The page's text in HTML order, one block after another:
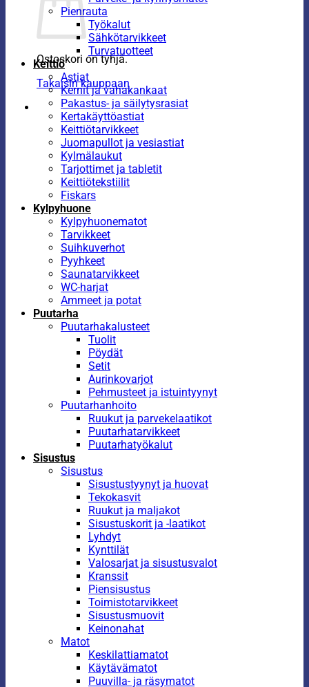
Ostoskori on tyhjä.
Takaisin kauppaan
Pienrauta
Työkalut
Sähkötarvikkeet
Turvatuotteet
Keittiö
Astiat
Kernit ja vahakankaat
Pakastus- ja säilytysrasiat
Kertakäyttöastiat
Keittiötarvikkeet
Juomapullot ja vesiastiat
Kylmälaukut
Tarjottimet ja tabletit
Keittiötekstiilit
Fiskars
Kylpyhuone
Kylpyhuonematot
Tarvikkeet
Suihkuverhot
Pyyhkeet
Saunatarvikkeet
WC-harjat
Ammeet ja potat
Puutarha
Puutarhakalusteet
Tuolit
Pöydät
Setit
Aurinkovarjot
Pehmusteet ja istuintyynyt
Puutarhanhoito
Ruukut ja parvekelaatikot
Puutarhatarvikkeet
Puutarhatyökalut
Sisustus
Sisustus
Sisustustyynyt ja huovat
Tekokasvit
Ruukut ja maljakot
Sisustuskorit ja -laatikot
Lyhdyt
Kynttilät
Valosarjat ja sisustusvalot
Kranssit
Piensisustus
Toimistotarvikkeet
Sisustusmuovit
Keinonahat
Matot
Keskilattiamatot
Käytävämatot
Puuvilla- ja räsymatot